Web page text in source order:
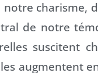
charisme,
de notre
suscitent
augmentent